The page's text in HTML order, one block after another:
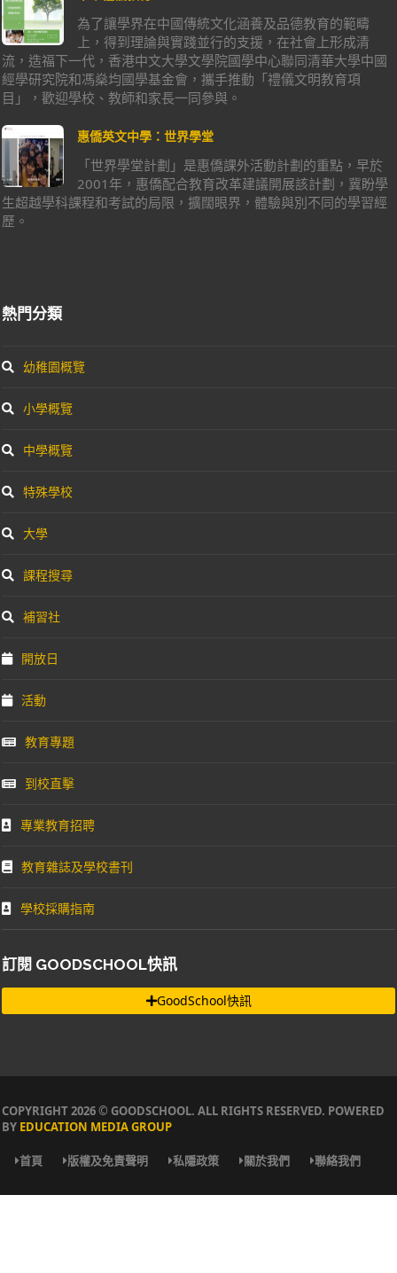
為了讓學界在中國傳統文化涵養及品德教育的範疇
上，得到理論與實踐並行的支援，在社會上形成清
流，造福下一代，香港中文大學文學院國學中心聯同清華大學中國
經學研究院和馮燊均國學基金會，攜手推動「禮儀文明教育項
目」，歡迎學校、教師和家長一同參與。
惠僑英文中學：世界學堂
「世界學堂計劃」是惠僑課外活動計劃的重點，早於
2001年，惠僑配合教育改革建議開展該計劃，冀盼學
生超越學科課程和考試的局限，擴闊眼界，體驗與別不同的學習經
歷。
熱門分類
幼稚園概覽
小學概覽
中學概覽
特殊學校
大學
課程搜尋
補習社
開放日
活動
教育專題
到校直擊
專業教育招聘
教育雜誌及學校書刊
學校採購指南
訂閱 GOODSCHOOL快訊
GoodSchool快訊
COPYRIGHT 2026 © GOODSCHOOL. ALL RIGHTS RESERVED. POWERED
BY EDUCATION MEDIA GROUP
首頁 版權及免責聲明 私隱政策 關於我們 聯絡我們